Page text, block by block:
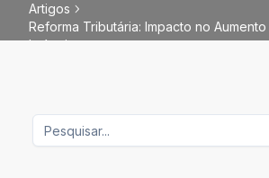
Artigos
Reforma Tributária: Impacto no
Imóveis